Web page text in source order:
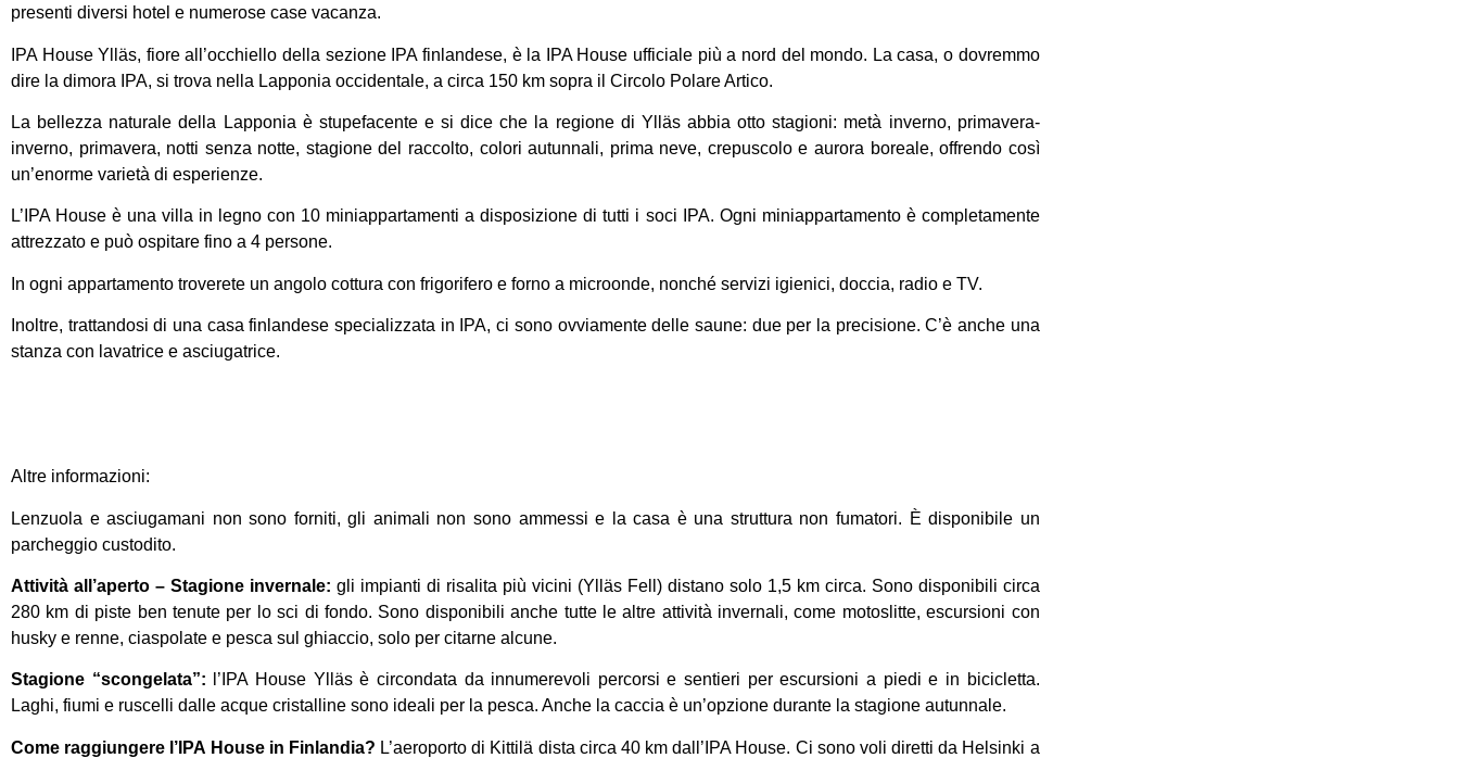
presenti diversi hotel e numerose case vacanza.
IPA House Ylläs, fiore all’occhiello della sezione IPA finlandese, è la IPA House ufficiale più a nord del mondo. La casa, o dovremmo
dire la dimora IPA, si trova nella Lapponia occidentale, a circa 150 km sopra il Circolo Polare Artico.
La bellezza naturale della Lapponia è stupefacente e si dice che la regione di Ylläs abbia otto stagioni: metà inverno, primavera-
inverno, primavera, notti senza notte, stagione del raccolto, colori autunnali, prima neve, crepuscolo e aurora boreale, offrendo così
un’enorme varietà di esperienze.
L’IPA House è una villa in legno con 10 miniappartamenti a disposizione di tutti i soci IPA. Ogni miniappartamento è completamente
attrezzato e può ospitare fino a 4 persone.
In ogni appartamento troverete un angolo cottura con frigorifero e forno a microonde, nonché servizi igienici, doccia, radio e TV.
Inoltre, trattandosi di una casa finlandese specializzata in IPA, ci sono ovviamente delle saune: due per la precisione. C’è anche una
stanza con lavatrice e asciugatrice.
Altre informazioni:
Lenzuola e asciugamani non sono forniti, gli animali non sono ammessi e la casa è una struttura non fumatori. È disponibile un
parcheggio custodito.
Attività all’aperto – Stagione invernale: gli impianti di risalita più vicini (Ylläs Fell) distano solo 1,5 km circa. Sono disponibili circa
280 km di piste ben tenute per lo sci di fondo. Sono disponibili anche tutte le altre attività invernali, come motoslitte, escursioni con
husky e renne, ciaspolate e pesca sul ghiaccio, solo per citarne alcune.
Stagione “scongelata”: l’IPA House Ylläs è circondata da innumerevoli percorsi e sentieri per escursioni a piedi e in bicicletta.
Laghi, fiumi e ruscelli dalle acque cristalline sono ideali per la pesca. Anche la caccia è un’opzione durante la stagione autunnale.
Come raggiungere l’IPA House in Finlandia? L’aeroporto di Kittilä dista circa 40 km dall’IPA House. Ci sono voli diretti da Helsinki a